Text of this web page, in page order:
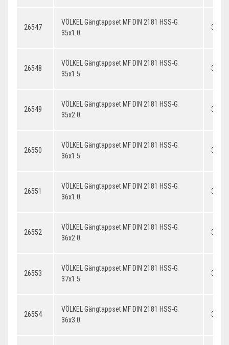
26547
VÖLKEL Gängtappset MF DIN 2181 HSS-G
35x1.0
26548
VÖLKEL Gängtappset MF DIN 2181 HSS-G
35x1.5
26549
VÖLKEL Gängtappset MF DIN 2181 HSS-G
35x2.0
26550
VÖLKEL Gängtappset MF DIN 2181 HSS-G
36x1.5
26551
VÖLKEL Gängtappset MF DIN 2181 HSS-G
36x1.0
26552
VÖLKEL Gängtappset MF DIN 2181 HSS-G
36x2.0
26553
VÖLKEL Gängtappset MF DIN 2181 HSS-G
37x1.5
26554
VÖLKEL Gängtappset MF DIN 2181 HSS-G
36x3.0